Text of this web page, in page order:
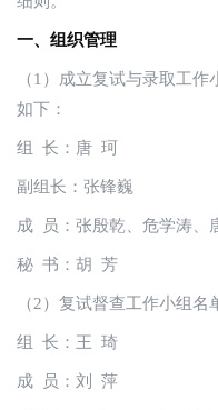
一、组织管理
（1）成立复试与录取工
如下：
组 长：唐 珂
副组长：张锋巍
成 员：张殷乾、危学涛、
秘 书：胡 芳
（2）复试督查工作小组名
组 长：王 琦
成 员：刘 萍